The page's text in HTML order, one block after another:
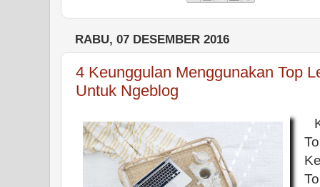
RABU, 07 DESEMBER 2016
4 Keunggulan Menggunakan Top
Untuk Ngeblog